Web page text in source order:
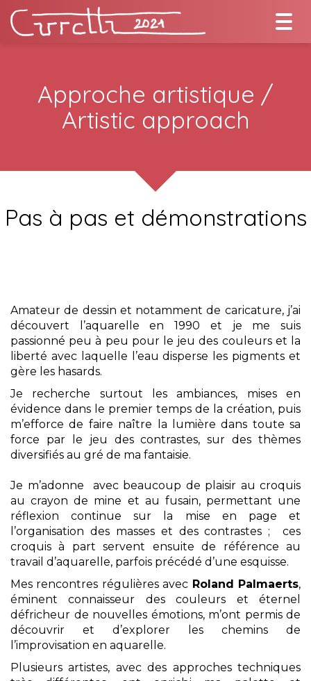
Approche artistique /
Artistic approach
Pas à pas et démonstrations
Amateur de dessin et notamment de caricature, j’ai
découvert l’aquarelle en 1990 et je me suis
passionné peu à peu pour le jeu des couleurs et la
liberté avec laquelle l’eau disperse les pigments et
gère les hasards.
Je recherche surtout les ambiances, mises en
évidence dans le premier temps de la création, puis
m’efforce de faire naître la lumière dans toute sa
force par le jeu des contrastes, sur des thèmes
diversifiés au gré de ma fantaisie.
Je m’adonne avec beaucoup de plaisir au croquis
au crayon de mine et au fusain, permettant une
réflexion continue sur la mise en page et
l’organisation des masses et des contrastes ; ces
croquis à part servent ensuite de référence au
travail d’aquarelle, parfois précédé d’une esquisse.
Mes rencontres régulières avec Roland Palmaerts,
éminent connaisseur des couleurs et éternel
défricheur de nouvelles émotions, m’ont permis de
découvrir et d’explorer les chemins de
l’improvisation en aquarelle.
Plusieurs artistes, avec des approches techniques